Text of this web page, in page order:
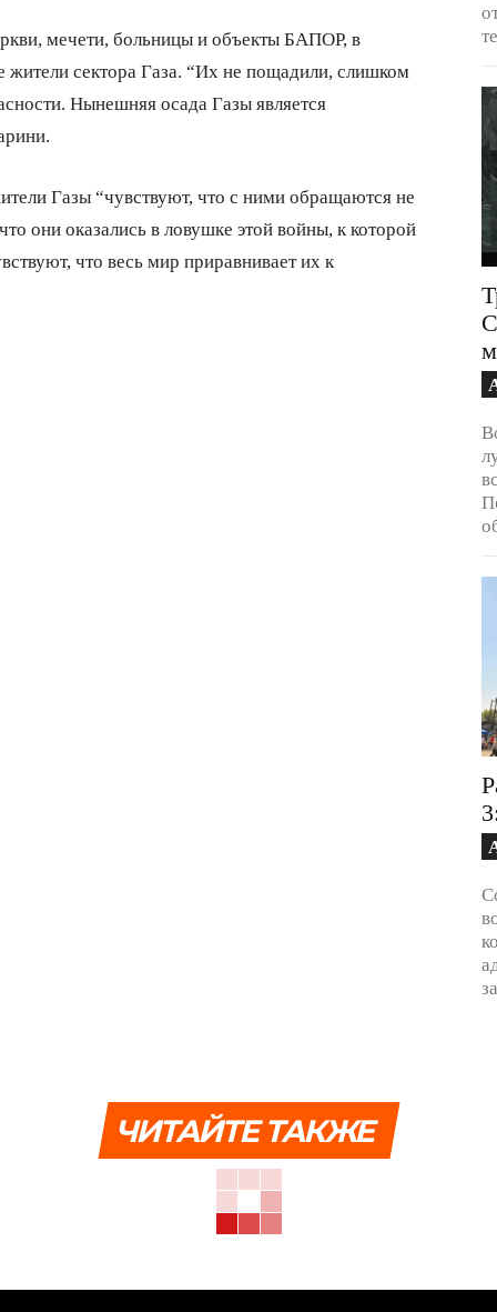
мечети, больницы и объекты БАПОР, в
сектора Газа. “Их не пощадили, слишком
Нынешняя осада Газы является
Газы “чувствуют, что с ними обращаются не
они оказались в ловушке этой войны, к которой
что весь мир приравнивает их к
ЧИТАЙТЕ ТАКЖЕ